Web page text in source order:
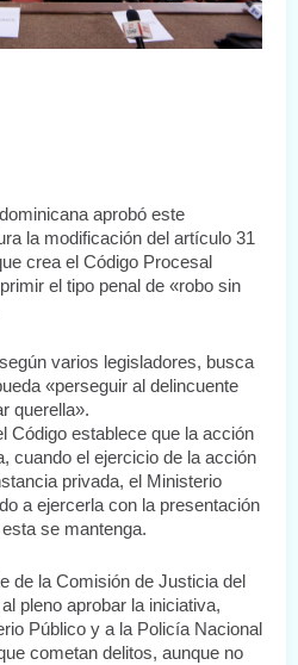
aprobó este
la modificación del artículo 31
crea el Código Procesal
el tipo penal de «robo sin
varios legisladores, busca
«perseguir al delincuente
querella».
Código establece que la acción
cuando el ejercicio de la acción
privada, el Ministerio
a ejercerla con la presentación
se mantenga.
de la Comisión de Justicia del
pleno aprobar la iniciativa,
Público y a la Policía Nacional
cometan delitos, aunque no